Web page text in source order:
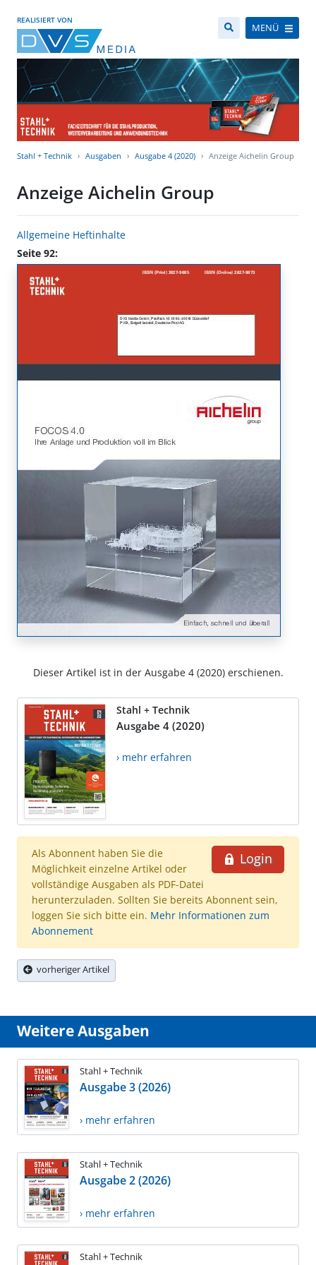
REALISIERT VON
MENÜ
Stahl + Technik Ausgaben Ausgabe 4 (2020) Anzeige Aichelin Group
Anzeige Aichelin Group
Allgemeine Heftinhalte
Seite 92:
Dieser Artikel ist in der Ausgabe 4 (2020) erschienen.
Stahl + Technik
Ausgabe 4 (2020)
› mehr erfahren
Login
Als Abonnent haben Sie die
Möglichkeit einzelne Artikel oder
vollständige Ausgaben als PDF-Datei
herunterzuladen. Sollten Sie bereits Abonnent sein,
loggen Sie sich bitte ein. Mehr Informationen zum
Abonnement
vorheriger Artikel
Weitere Ausgaben
Stahl + Technik
Ausgabe 3 (2026)
› mehr erfahren
Stahl + Technik
Ausgabe 2 (2026)
› mehr erfahren
Stahl + Technik